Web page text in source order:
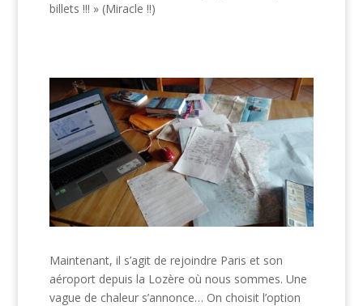
billets !!! » (Miracle !!)
Maintenant, il s’agit de rejoindre Paris et son
aéroport depuis la Lozère où nous sommes. Une
vague de chaleur s’annonce… On choisit l’option